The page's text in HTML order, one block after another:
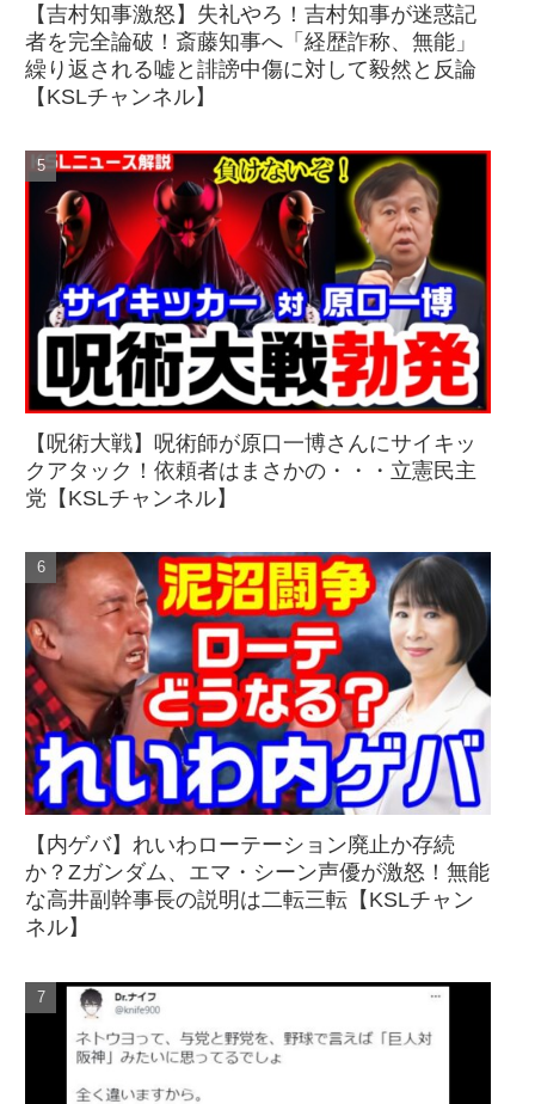
【吉村知事激怒】失礼やろ！吉村知事が迷惑記
者を完全論破！斎藤知事へ「経歴詐称、無能」
繰り返される嘘と誹謗中傷に対して毅然と反論
【KSLチャンネル】
【呪術大戦】呪術師が原口一博さんにサイキッ
クアタック！依頼者はまさかの・・・立憲民主
党【KSLチャンネル】
【内ゲバ】れいわローテーション廃止か存続
か？Zガンダム、エマ・シーン声優が激怒！無能
な高井副幹事長の説明は二転三転【KSLチャン
ネル】